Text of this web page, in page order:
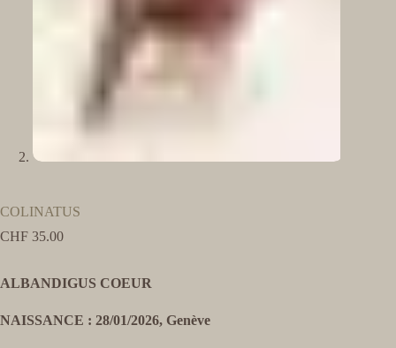
COLINATUS
CHF 35.00
ALBANDIGUS COEUR
NAISSANCE : 28/01/2026, Genève